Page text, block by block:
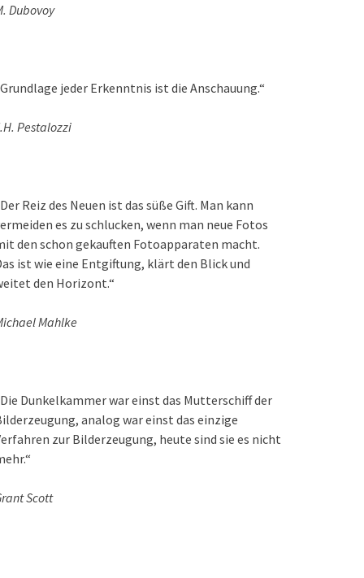
Dubovoy
jeder Erkenntnis ist die Anschauung.“
Pestalozzi
Reiz des Neuen ist das süße Gift. Man kann
es zu schlucken, wenn man neue Fotos
den schon gekauften Fotoapparaten macht.
ist wie eine Entgiftung, klärt den Blick und
den Horizont.“
Mahlke
Dunkelkammer war einst das Mutterschiff der
analog war einst das einzige
zur Bilderzeugung, heute sind sie es nicht
Scott